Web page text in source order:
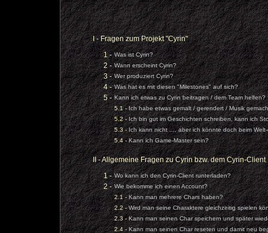
I - Fragen zum Projekt "Cyrin"
1 - Was ist Cyrin?
2 - Wann erscheint Cyrin?
3 - Wer produziert Cyrin?
4 - Was hat es mit diesen "Milestones" auf sich?
5 - Kann ich etwas zu Cyrin beitragen / dem Team helfen?
5.1 -Ich habe etwas gemalt / gerendert / Musik
5.2 -Ich bin gut im Geschichten schreiben, kann ich
5.3 -Ich kann nicht ..., aber ich könnte doch beim
5.4 -Kann ich Game-Master sein?
II - Allgemeine Fragen zu Cyrin bzw. dem Cyrin-Client
1 - Wo kann ich den Cyrin-Client runterladen?
2 - Wie bekomme ich einen Account?
2.1 -Kann man mehrere Chars haben?
2.2 -Wird man seine Charaktere gleichzeitig spielen
2.3 - Kann man seinen Char speichern und später
2.4 -Kann man seinen Char reseten und damit neu